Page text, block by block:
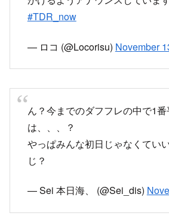
ん？今までのダフフレの中で1番
は、、、？
やっぱみんな初日じゃなくてい
じ？
— Sei 本日海、 (@Sei_dis)
ルールだし仕方ないけど、前方
さんとベビーカーが後ろ回され